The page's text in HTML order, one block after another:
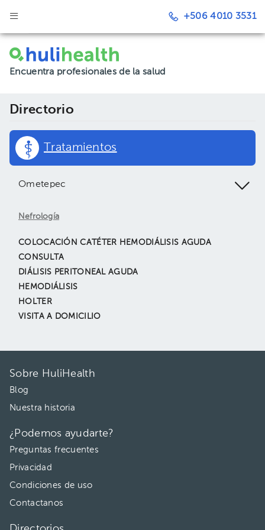
+506 4010 3531
Encuentra profesionales de la salud
Directorio
Tratamientos
Ometepec
Nefrología
COLOCACIÓN CATÉTER HEMODIÁLISIS AGUDA
CONSULTA
DIÁLISIS PERITONEAL AGUDA
HEMODIÁLISIS
HOLTER
VISITA A DOMICILIO
Sobre HuliHealth
Blog
Nuestra historia
¿Podemos ayudarte?
Preguntas frecuentes
Privacidad
Condiciones de uso
Contactanos